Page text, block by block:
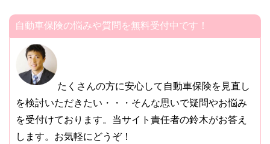
自動車保険の悩みや質問を無料受付中です！
たくさんの方に安心して自動車保険を見直し
を検討いただきたい・・・そんな思いで疑問やお悩み
を受付けております。当サイト責任者の鈴木がお答え
します。お気軽にどうぞ！